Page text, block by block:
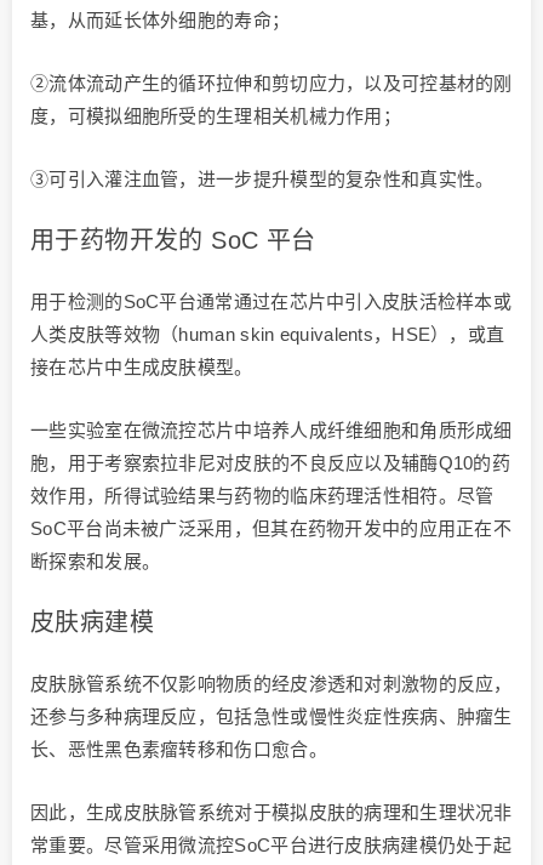
基，从而延长体外细胞的寿命；
②流体流动产生的循环拉伸和剪切应力，以及可控基材的刚
度，可模拟细胞所受的生理相关机械力作用；
③可引入灌注血管，进一步提升模型的复杂性和真实性。
用于药物开发的 SoC 平台
用于检测的SoC平台通常通过在芯片中引入皮肤活检样本或
人类皮肤等效物（human skin equivalents，HSE），或直
接在芯片中生成皮肤模型。
一些实验室在微流控芯片中培养人成纤维细胞和角质形成细
胞，用于考察索拉非尼对皮肤的不良反应以及辅酶Q10的药
效作用，所得试验结果与药物的临床药理活性相符。尽管
SoC平台尚未被广泛采用，但其在药物开发中的应用正在不
断探索和发展。
皮肤病建模
皮肤脉管系统不仅影响物质的经皮渗透和对刺激物的反应，
还参与多种病理反应，包括急性或慢性炎症性疾病、肿瘤生
长、恶性黑色素瘤转移和伤口愈合。
因此，生成皮肤脉管系统对于模拟皮肤的病理和生理状况非
常重要。尽管采用微流控SoC平台进行皮肤病建模仍处于起